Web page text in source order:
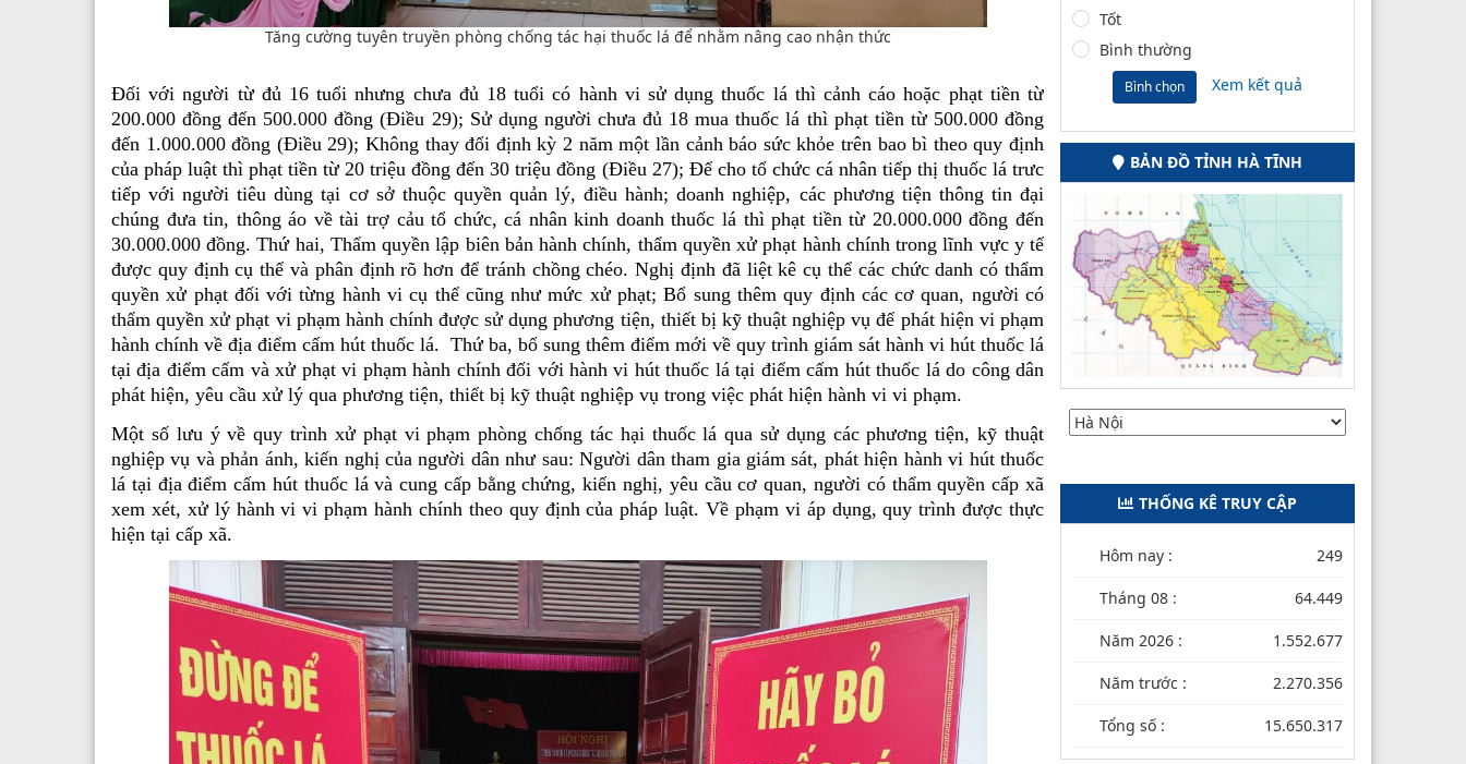
Tăng cường tuyên truyền phòng chống tác hại thuốc lá để nhằm nâng cao nhận thức
Đối với người từ đủ 16 tuổi nhưng chưa đủ 18 tuổi có hành vi sử dụng thuốc lá thì cảnh cáo hoặc phạt tiền từ
200.000 đồng đến 500.000 đồng (Điều 29); Sử dụng người chưa đủ 18 mua thuốc lá thì phạt tiền từ 500.000 đồng
đến 1.000.000 đồng (Điều 29); Không thay đổi định kỳ 2 năm một lần cảnh báo sức khỏe trên bao bì theo quy định
của pháp luật thì phạt tiền từ 20 triệu đồng đến 30 triệu đồng (Điều 27); Để cho tổ chức cá nhân tiếp thị thuốc lá trưc
tiếp với người tiêu dùng tại cơ sở thuộc quyền quản lý, điều hành; doanh nghiệp, các phương tiện thông tin đại
chúng đưa tin, thông áo về tài trợ cảu tổ chức, cá nhân kinh doanh thuốc lá thì phạt tiền từ 20.000.000 đồng đến
30.000.000 đồng. Thứ hai, Thẩm quyền lập biên bản hành chính, thẩm quyền xử phạt hành chính trong lĩnh vực y tế
được quy định cụ thể và phân định rõ hơn để tránh chồng chéo. Nghị định đã liệt kê cụ thể các chức danh có thẩm
quyền xử phạt đối với từng hành vi cụ thể cũng như mức xử phạt; Bổ sung thêm quy định các cơ quan, người có
thẩm quyền xử phạt vi phạm hành chính được sử dụng phương tiện, thiết bị kỹ thuật nghiệp vụ để phát hiện vi phạm
hành chính về địa điểm cấm hút thuốc lá. Thứ ba, bổ sung thêm điểm mới về quy trình giám sát hành vi hút thuốc lá
tại địa điểm cấm và xử phạt vi phạm hành chính đối với hành vi hút thuốc lá tại điểm cấm hút thuốc lá do công dân
phát hiện, yêu cầu xử lý qua phương tiện, thiết bị kỹ thuật nghiệp vụ trong việc phát hiện hành vi vi phạm.
Một số lưu ý về quy trình xử phạt vi phạm phòng chống tác hại thuốc lá qua sử dụng các phương tiện, kỹ thuật
nghiệp vụ và phản ánh, kiến nghị của người dân như sau: Người dân tham gia giám sát, phát hiện hành vi hút thuốc
lá tại địa điểm cấm hút thuốc lá và cung cấp bằng chứng, kiến nghị, yêu cầu cơ quan, người có thẩm quyền cấp xã
xem xét, xử lý hành vi vi phạm hành chính theo quy định của pháp luật. Về phạm vi áp dụng, quy trình được thực
hiện tại cấp xã.
Tốt
Bình thường
Bình chọn Xem kết quả
BẢN ĐỒ TỈNH HÀ TĨNH
THỐNG KÊ TRUY CẬP
Hôm nay : 249
Tháng 08 : 64.449
Năm 2026 : 1.552.677
Năm trước : 2.270.356
Tổng số : 15.650.317